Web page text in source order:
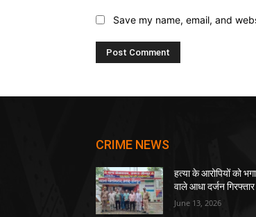
Save my name, email, and
CRIME NEWS
हत्या के आरोपियों को
वाले आधा दर्जन गिरफ्तार
June 13, 2026